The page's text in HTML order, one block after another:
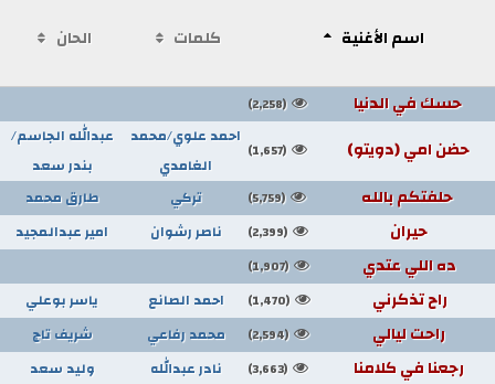
اسم الأغنية كلمات الحان
حسك في الدنيا (2,258)
حضن امي (دويتو) (1,657)
احمد علوي/محمد
الغامدي
عبدالله الجاسم/
بندر سعد
حلفتكم بالله (5,759) تركي طارق محمد
حيران (2,399) ناصر رشوان امير عبدالمجيد
ده اللي عتدي (1,907)
راح تذكرني (1,470) احمد الصانع ياسر بوعلي
راحت ليالي (2,594) محمد رفاعي شريف تاج
رجعنا في كلامنا (3,663) نادر عبدالله وليد سعد